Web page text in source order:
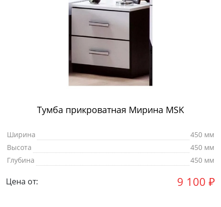
Тумба прикроватная Мирина MSK
Ширина
450 мм
Высота
450 мм
Глубина
450 мм
Цена от: 9 100 ₽